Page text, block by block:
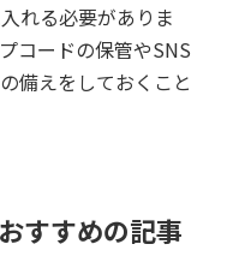
れる必要がありま
コードの保管やSNS
備えをしておくこと
すすめの記事